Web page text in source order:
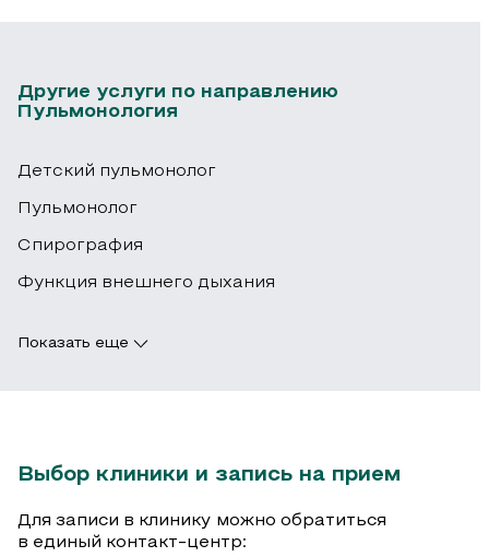
Другие услуги по направлению
Пульмонология
Детский пульмонолог
Пульмонолог
Спирография
Функция внешнего дыхания
Показать еще
Выбор клиники и запись на прием
Для записи в клинику можно обратиться
в единый контакт-центр: